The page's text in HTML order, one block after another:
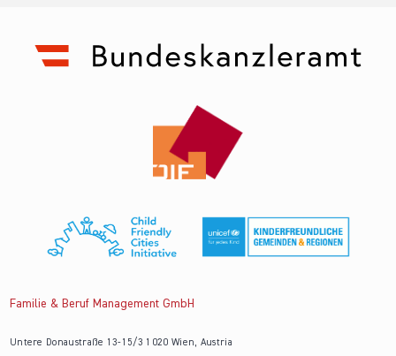
Familie & Beruf Management GmbH
Untere Donaustraße 13-15/3 1020 Wien, Austria